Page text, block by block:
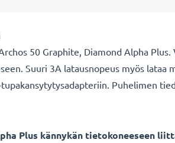
50 Graphite, Diamond Alpha
Suuri 3A latausnopeus myös lataa
Puhelimen
Plus kännykän tietokoneeseen